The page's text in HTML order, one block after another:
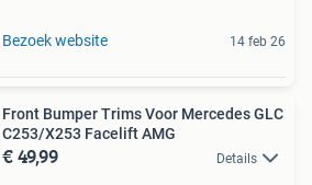
Bezoek website 14 feb 26
Front Bumper Trims Voor Mercedes GLC
C253/X253 Facelift AMG
€ 49,99 Details